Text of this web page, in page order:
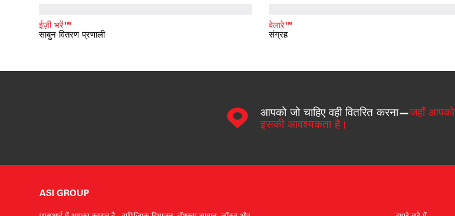
ईज़ी भरें™
साबुन वितरण प्रणाली
वेलारे™
संग्रह
आपको जो चाहिए वही वितरित करना—जहाँ आपको
इसकी आवश्यकता है।
ASI GROUP